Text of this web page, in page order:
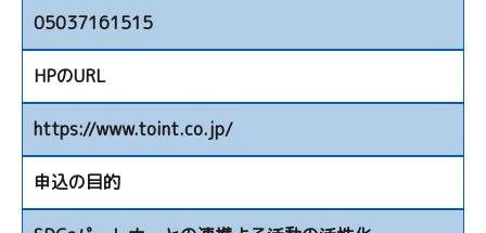
05037161515
HPのURL
https://www.toint.co.jp/
申込の目的